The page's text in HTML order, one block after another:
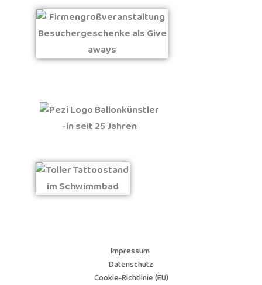
Impressum
Datenschutz
Cookie-Richtlinie (EU)